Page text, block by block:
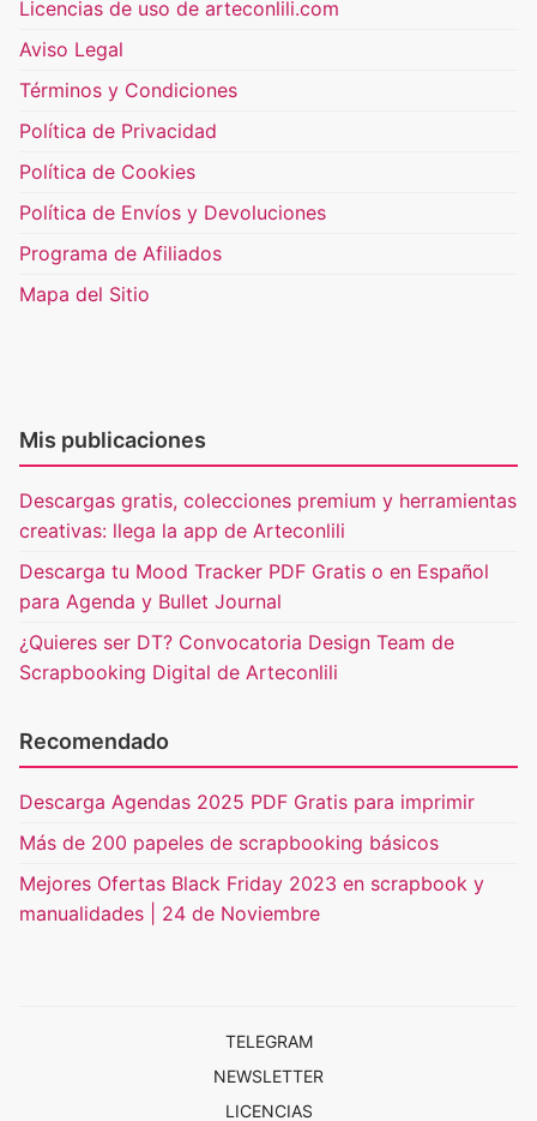
Licencias de uso de arteconlili.com
Aviso Legal
Términos y Condiciones
Política de Privacidad
Política de Cookies
Política de Envíos y Devoluciones
Programa de Afiliados
Mapa del Sitio
Mis publicaciones
Descargas gratis, colecciones premium y herramientas
creativas: llega la app de Arteconlili
Descarga tu Mood Tracker PDF Gratis o en Español
para Agenda y Bullet Journal
¿Quieres ser DT? Convocatoria Design Team de
Scrapbooking Digital de Arteconlili
Recomendado
Descarga Agendas 2025 PDF Gratis para imprimir
Más de 200 papeles de scrapbooking básicos
Mejores Ofertas Black Friday 2023 en scrapbook y
manualidades | 24 de Noviembre
TELEGRAM
NEWSLETTER
LICENCIAS